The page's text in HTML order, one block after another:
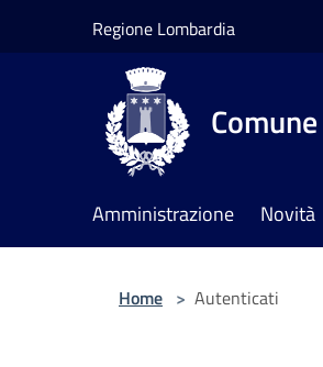
Regione Lombardia
Amministrazione Novità
Home > Autenticati